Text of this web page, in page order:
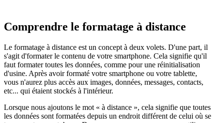
Comprendre le formatage à distance
Le formatage à distance est un concept à deux volets. D'une part, il
s'agit d'formater le contenu de votre smartphone. Cela signifie qu'il
faut formater toutes les données, comme pour une réinitialisation
d'usine. Après avoir formaté votre smartphone ou votre tablette,
vous n'aurez plus accès aux images, données, messages, contacts,
etc... qui étaient stockés à l'intérieur.
Lorsque nous ajoutons le mot « à distance », cela signifie que toutes
les données sont formatées depuis un endroit différent de celui où se